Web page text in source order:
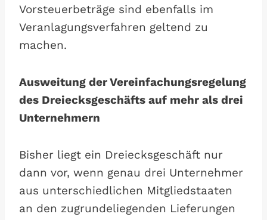
Vorsteuerbeträge sind ebenfalls im
Veranlagungsverfahren geltend zu
machen.
Ausweitung der Vereinfachungsregelung
des Dreiecksgeschäfts auf mehr als drei
Unternehmern
Bisher liegt ein Dreiecksgeschäft nur
dann vor, wenn genau drei Unternehmer
aus unterschiedlichen Mitgliedstaaten
an den zugrundeliegenden Lieferungen